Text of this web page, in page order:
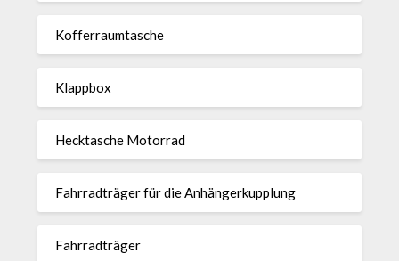
Kof­fer­raum­ta­sche
Klappbox
Heck­ta­sche Motorrad
Fahr­rad­träger für die Anhän­ger­kup­p­lung
Fahr­rad­träger